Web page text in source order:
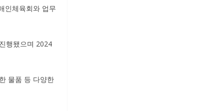
인체육회와 업무
행됐으며 2024
물품 등 다양한